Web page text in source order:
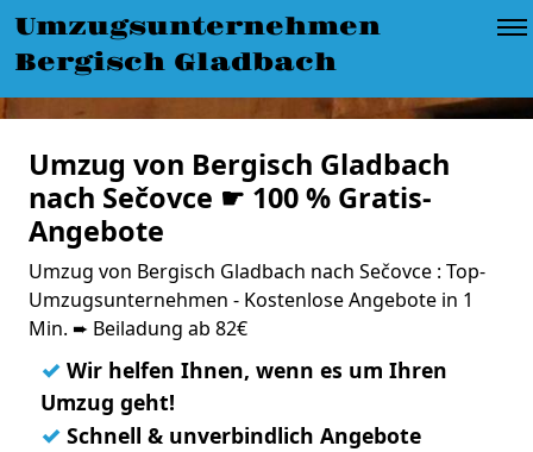
Umzugsunternehmen
Bergisch Gladbach
Umzug von Bergisch Gladbach
nach Sečovce ☛ 100 % Gratis-
Angebote
Umzug von Bergisch Gladbach nach Sečovce : Top-
Umzugsunternehmen - Kostenlose Angebote in 1
Min. ➨ Beiladung ab 82€
✓ Wir helfen Ihnen, wenn es um Ihren
Umzug geht!
✓ Schnell & unverbindlich Angebote